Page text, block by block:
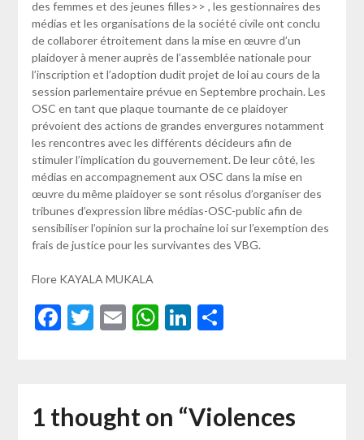
des femmes et des jeunes filles>> , les gestionnaires des
médias et les organisations de la société civile ont conclu
de collaborer étroitement dans la mise en œuvre d’un
plaidoyer à mener auprès de l’assemblée nationale pour
l’inscription et l’adoption dudit projet de loi au cours de la
session parlementaire prévue en Septembre prochain. Les
OSC en tant que plaque tournante de ce plaidoyer
prévoient des actions de grandes envergures notamment
les rencontres avec les différents décideurs afin de
stimuler l’implication du gouvernement. De leur côté, les
médias en accompagnement aux OSC dans la mise en
œuvre du même plaidoyer se sont résolus d’organiser des
tribunes d’expression libre médias-OSC-public afin de
sensibiliser l’opinion sur la prochaine loi sur l’exemption des
frais de justice pour les survivantes des VBG.
Flore KAYALA MUKALA
Facebook
Twitter
EmailWhatsApp
LinkedIn
Partager
1 thought on “Violences